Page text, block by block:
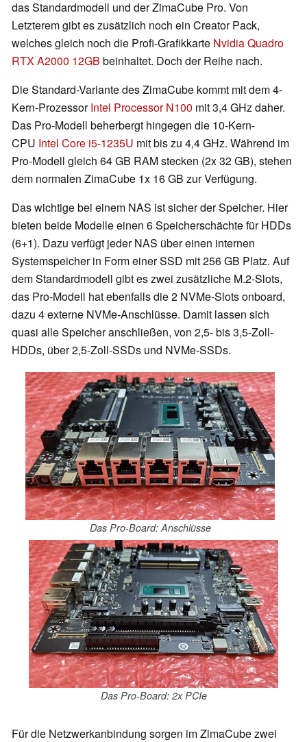
das Standardmodell und der ZimaCube Pro. Von
Letzterem gibt es zusätzlich noch ein Creator Pack,
welches gleich noch die Profi-Grafikkarte Nvidia Quadro
RTX A2000 12GB beinhaltet. Doch der Reihe nach.
Die Standard-Variante des ZimaCube kommt mit dem 4-
Kern-ProzessorIntel Processor N100 mit 3,4 GHz daher.
Das Pro-Modell beherbergt hingegen die 10-Kern-
CPU Intel Core i5-1235U mit bis zu 4,4 GHz. Während im
Pro-Modell gleich 64 GB RAM stecken (2x 32 GB), stehen
dem normalen ZimaCube 1x 16 GB zur Verfügung.
Das wichtige bei einem NAS ist sicher der Speicher. Hier
bieten beide Modelle einen 6 Speicherschächte für HDDs
(6+1). Dazu verfügt jeder NAS über einen internen
Systemspeicher in Form einer SSD mit 256 GB Platz. Auf
dem Standardmodell gibt es zwei zusätzliche M.2-Slots,
das Pro-Modell hat ebenfalls die 2 NVMe-Slots onboard,
dazu 4 externe NVMe-Anschlüsse. Damit lassen sich
quasi alle Speicher anschließen, von 2,5- bis 3,5-Zoll-
HDDs, über 2,5-Zoll-SSDs und NVMe-SSDs.
Das Pro-Board: Anschlüsse
Das Pro-Board: 2x PCIe
Für die Netzwerkanbindung sorgen im ZimaCube zwei